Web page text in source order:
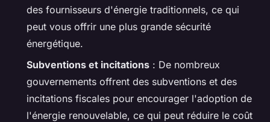
des fournisseurs d'énergie traditionnels, ce qui
peut vous offrir une plus grande sécurité
énergétique.
Subventions et incitations : De nombreux
gouvernements offrent des subventions et des
incitations fiscales pour encourager l'adoption de
l'énergie renouvelable, ce qui peut réduire le coût